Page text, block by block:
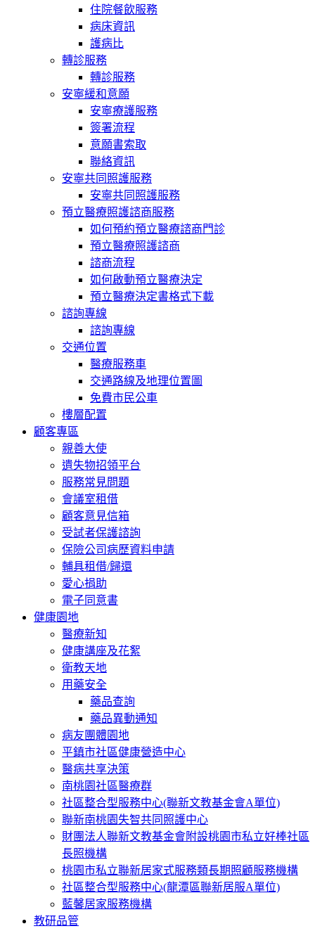
住院餐飲服務
病床資訊
護病比
轉診服務
轉診服務
安寧緩和意願
安寧療護服務
簽署流程
意願書索取
聯絡資訊
安寧共同照護服務
安寧共同照護服務
預立醫療照護諮商服務
如何預約預立醫療諮商門診
預立醫療照護諮商
諮商流程
如何啟動預立醫療決定
預立醫療決定書格式下載
諮詢專線
諮詢專線
交通位置
醫療服務車
交通路線及地理位置圖
免費市民公車
樓層配置
顧客專區
親善大使
遺失物招領平台
服務常見問題
會議室租借
顧客意見信箱
受試者保護諮詢
保險公司病歷資料申請
輔具租借/歸還
愛心捐助
電子同意書
健康園地
醫療新知
健康講座及花絮
衛教天地
用藥安全
藥品查詢
藥品異動通知
病友團體園地
平鎮市社區健康營造中心
醫病共享決策
南桃園社區醫療群
社區整合型服務中心(聯新文教基金會A單位)
聯新南桃園失智共同照護中心
財團法人聯新文教基金會附設桃園市私立好棒社區
長照機構
桃園市私立聯新居家式服務類長期照顧服務機構
社區整合型服務中心(龍潭區聯新居服A單位)
藍馨居家服務機構
教研品管